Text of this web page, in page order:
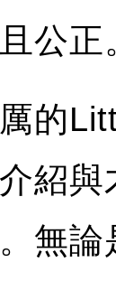
公正
的
紹
無